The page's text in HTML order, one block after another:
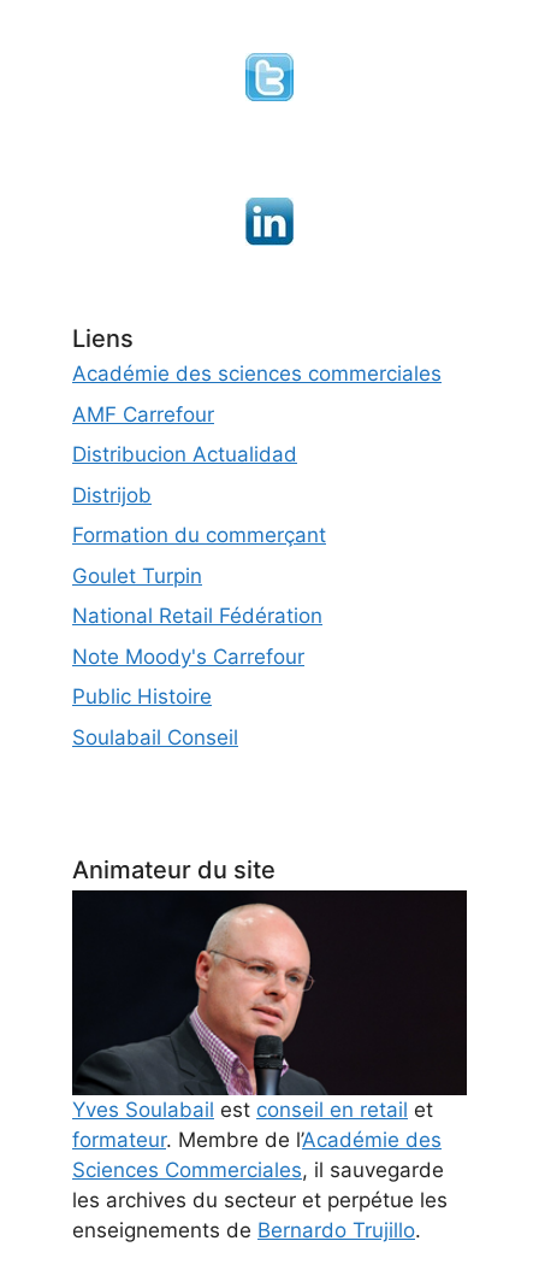
Liens
Académie des sciences commerciales
AMF Carrefour
Distribucion Actualidad
Distrijob
Formation du commerçant
Goulet Turpin
National Retail Fédération
Note Moody's Carrefour
Public Histoire
Soulabail Conseil
Animateur du site
Yves Soulabail est conseil en retail et
formateur. Membre de l’Académie des
Sciences Commerciales, il sauvegarde
les archives du secteur et perpétue les
enseignements de Bernardo Trujillo.